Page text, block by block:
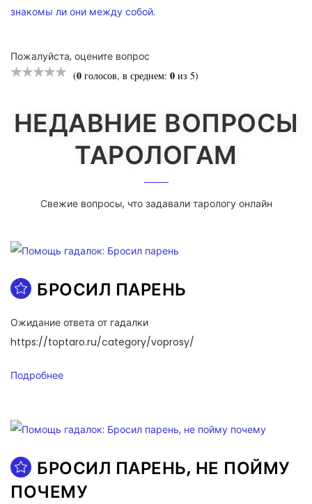
знакомы ли они между собой.
Пожалуйста, оцените вопрос
(0 голосов, в среднем: 0 из 5)
НЕДАВНИЕ ВОПРОСЫ
ТАРОЛОГАМ
Свежие вопросы, что задавали тарологу онлайн
БРОСИЛ ПАРЕНЬ
Ожидание ответа от гадалки
https://toptaro.ru/category/voprosy/
Подробнее
БРОСИЛ ПАРЕНЬ, НЕ ПОЙМУ
ПОЧЕМУ